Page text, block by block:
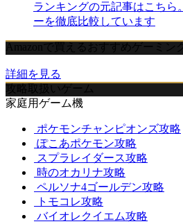
ランキングの元記事はこちら
ーを徹底比較しています
Amazonで買えるおすすめゲーミン
詳細を見る
攻略取扱いゲーム
家庭用ゲーム機
ポケモンチャンピオンズ攻略
ぽこあポケモン攻略
スプラレイダース攻略
時のオカリナ攻略
ペルソナ4ゴールデン攻略
トモコレ攻略
バイオレクイエム攻略